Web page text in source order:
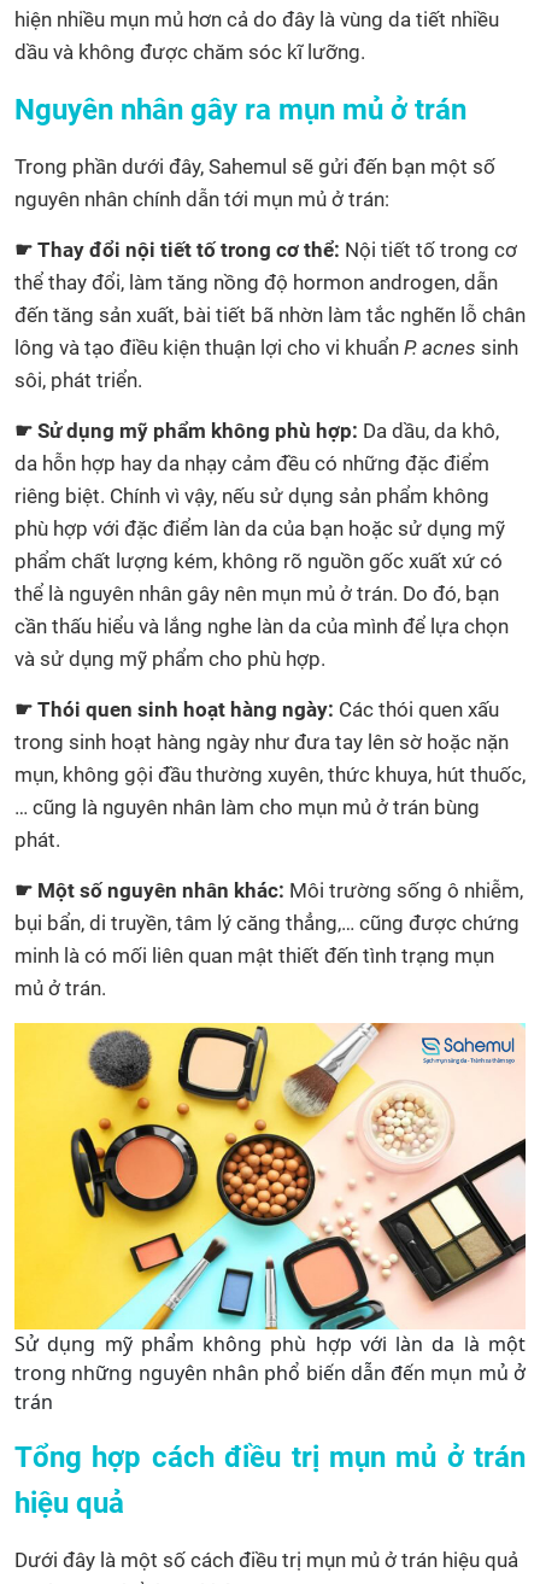
hiện nhiều mụn mủ hơn cả do đây là vùng da tiết nhiều
dầu và không được chăm sóc kĩ lưỡng.
Nguyên nhân gây ra mụn mủ ở trán
Trong phần dưới đây, Sahemul sẽ gửi đến bạn một số
nguyên nhân chính dẫn tới mụn mủ ở trán:
☛ Thay đổi nội tiết tố trong cơ thể: Nội tiết tố trong cơ
thể thay đổi, làm tăng nồng độ hormon androgen, dẫn
đến tăng sản xuất, bài tiết bã nhờn làm tắc nghẽn lỗ chân
lông và tạo điều kiện thuận lợi cho vi khuẩn P. acnes sinh
sôi, phát triển.
☛ Sử dụng mỹ phẩm không phù hợp: Da dầu, da khô,
da hỗn hợp hay da nhạy cảm đều có những đặc điểm
riêng biệt. Chính vì vậy, nếu sử dụng sản phẩm không
phù hợp với đặc điểm làn da của bạn hoặc sử dụng mỹ
phẩm chất lượng kém, không rõ nguồn gốc xuất xứ có
thể là nguyên nhân gây nên mụn mủ ở trán. Do đó, bạn
cần thấu hiểu và lắng nghe làn da của mình để lựa chọn
và sử dụng mỹ phẩm cho phù hợp.
☛ Thói quen sinh hoạt hàng ngày: Các thói quen xấu
trong sinh hoạt hàng ngày như đưa tay lên sờ hoặc nặn
mụn, không gội đầu thường xuyên, thức khuya, hút thuốc,
… cũng là nguyên nhân làm cho mụn mủ ở trán bùng
phát.
☛ Một số nguyên nhân khác: Môi trường sống ô nhiễm,
bụi bẩn, di truyền, tâm lý căng thẳng,… cũng được chứng
minh là có mối liên quan mật thiết đến tình trạng mụn
mủ ở trán.
Sử dụng mỹ phẩm không phù hợp với làn da là một
trong những nguyên nhân phổ biến dẫn đến mụn mủ ở
trán
Tổng hợp cách điều trị mụn mủ ở trán
hiệu quả
Dưới đây là một số cách điều trị mụn mủ ở trán hiệu quả